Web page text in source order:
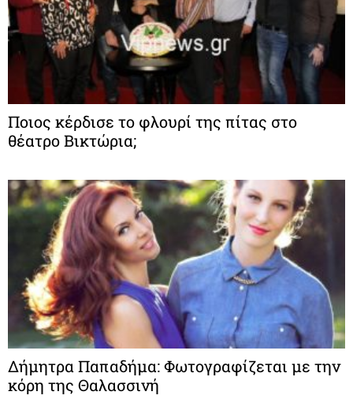
Ποιος κέρδισε το φλουρί της πίτας στο
θέατρο Βικτώρια;
Δήμητρα Παπαδήμα: Φωτογραφίζεται με την
κόρη της Θαλασσινή